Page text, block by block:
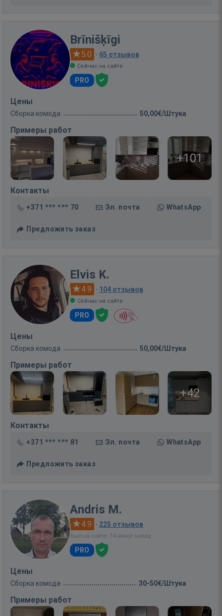
Brīnišķīgi
5.0 · 65 отзывов
Сейчас на сайте
PRO
Цены
Сборка комода 50,00€/Штука
Примеры работ
+101
Контакты
+371 *** *** 70 Эл. почта WhatsApp
Предложить заказ
Elvis K.
4.9 · 104 отзывов
Сейчас на сайте
PRO
Цены
Сборка комода 50,00€/Штука
Примеры работ
+42
Контакты
+371 *** *** 81 Эл. почта WhatsApp
Предложить заказ
Andris M.
4.9 · 225 отзывов
Был на сайте: 14 минут назад
PRO
Цены
Сборка комода 30-50€/Штука
Примеры работ